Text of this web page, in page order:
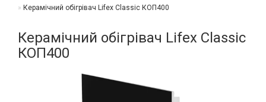
Керамічний обігрівач Lifex Classic КОП400
Керамічний обігрівач Lifex Classic
КОП400